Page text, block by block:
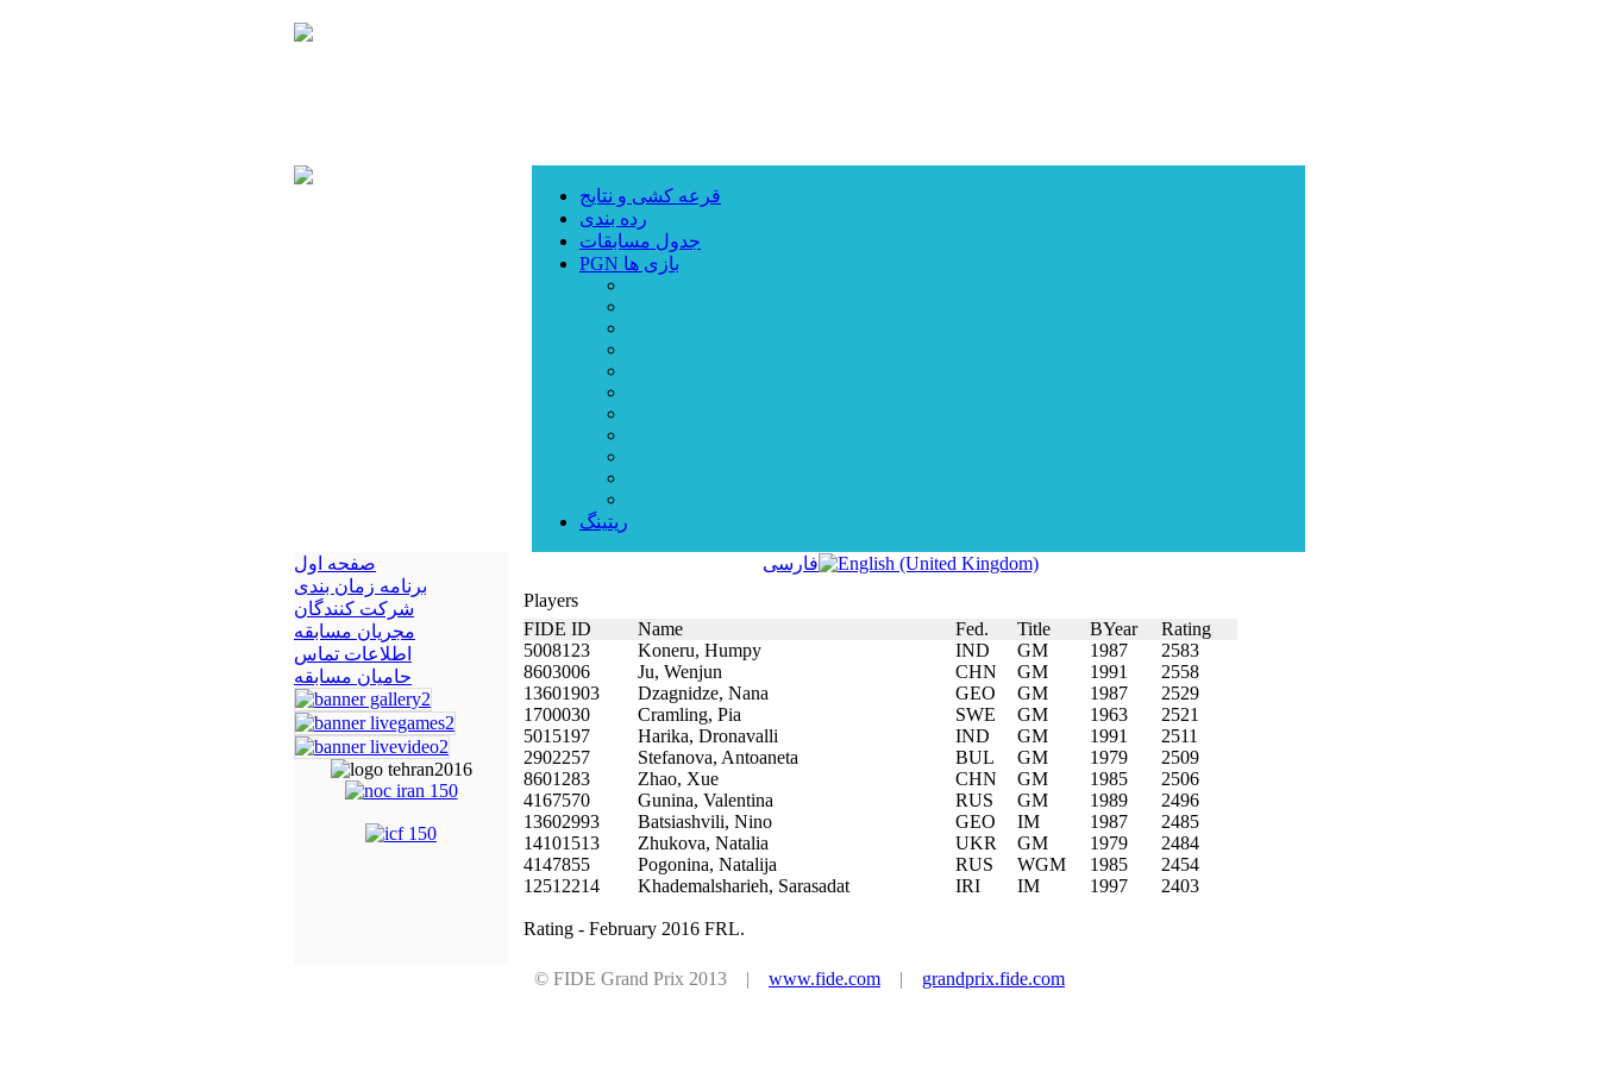
قرعه کشی و نتایج
رده بندی
جدول مسابقات
PGN بازی ها
ریتینگ
صفحه اول
برنامه زمان بندی
شرکت کنندگان
مجریان مسابقه
اطلاعات تماس
حامیان مسابقه
فارسی
Players
FIDE ID
Name Fed. Title BYear
Rating
5008123
Koneru, Humpy IND GM 1987
2583
8603006
Ju, Wenjun CHN GM 1991
2558
13601903
Dzagnidze, Nana GEO GM 1987
2529
1700030
Cramling, Pia SWE GM 1963
2521
5015197
Harika, Dronavalli IND GM 1991
2511
2902257
Stefanova, Antoaneta BUL GM 1979
2509
8601283
Zhao, Xue CHN GM 1985
2506
4167570
Gunina, Valentina RUS GM 1989
2496
13602993
Batsiashvili, Nino GEO IM 1987
2485
14101513
Zhukova, Natalia UKR GM 1979
2484
4147855
Pogonina, Natalija RUS WGM 1985
2454
12512214
Khademalsharieh, Sarasadat IRI IM 1997 2403
Rating - February 2016 FRL.
© FIDE Grand Prix 2013 | www.fide.com | grandprix.fide.com